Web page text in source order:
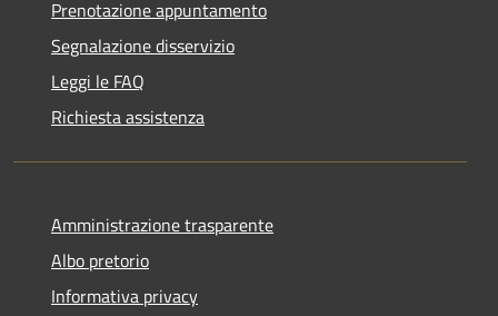
Prenotazione appuntamento
Segnalazione disservizio
Leggi le FAQ
Richiesta assistenza
Amministrazione trasparente
Albo pretorio
Informativa privacy